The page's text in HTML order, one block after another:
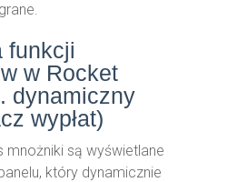
funkcji
w Rocket
dynamiczny
wypłat)
mnożniki są wyświetlane
który dynamicznie